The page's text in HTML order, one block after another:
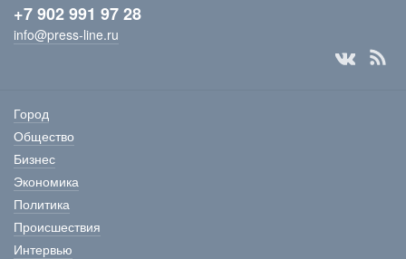
+7 902 991 97 28
info@press-line.ru
Город
Общество
Бизнес
Экономика
Политика
Происшествия
Интервью